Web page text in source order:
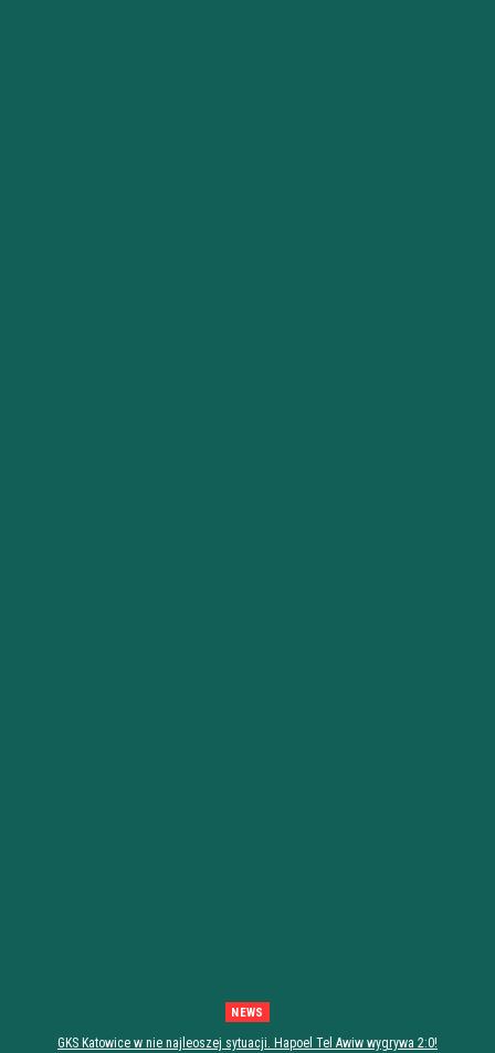
NEWS
GKS Katowice w nie najleoszej sytuacji. Hapoel Tel Awiw wygrywa 2:0!